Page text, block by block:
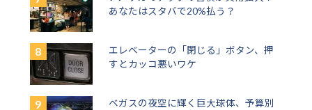
あなたはスタバで20%払う？
エレベーターの「閉じる」ボタン、押
すとカッコ悪いワケ
ベガスの夜空に輝く巨大球体、予算別